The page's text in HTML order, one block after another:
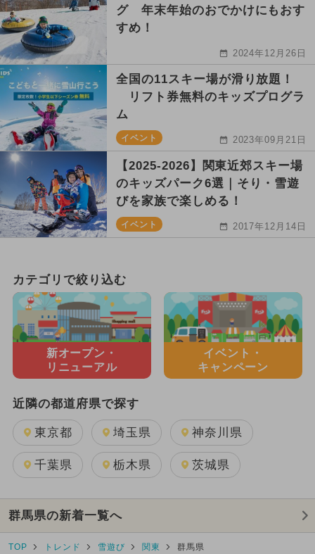
グ 年末年始のおでかけにもおす
すめ！
2024年12月26日
全国の11スキー場が滑り放題！
リフト券無料のキッズプログラ
ム
イベント 2023年09月21日
【2025-2026】関東近郊スキー場
のキッズパーク6選｜そり・雪遊
びを家族で楽しめる！
イベント 2017年12月14日
カテゴリで絞り込む
新オープン・
リニューアル
イベント・
キャンペーン
近隣の都道府県で探す
東京都 埼玉県 神奈川県
千葉県 栃木県 茨城県
群馬県の新着一覧へ
TOP トレンド 雪遊び 関東 群馬県